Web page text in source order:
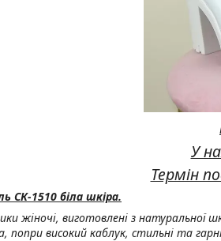
У
Термін
СК-1510 біла шкіра.
жіночі, виготовлені з натуральної
попри високий каблук, стильні та